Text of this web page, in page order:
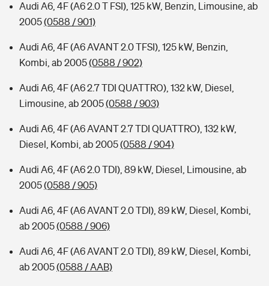
Audi A6, 4F (A6 2.0 T FSI), 125 kW, Benzin, Limousine, ab
2005(0588 / 901)
Audi A6, 4F (A6 AVANT 2.0 TFSI), 125 kW, Benzin,
Kombi, ab 2005(0588 / 902)
Audi A6, 4F (A6 2.7 TDI QUATTRO), 132 kW, Diesel,
Limousine, ab 2005(0588 / 903)
Audi A6, 4F (A6 AVANT 2.7 TDI QUATTRO), 132 kW,
Diesel, Kombi, ab 2005(0588 / 904)
Audi A6, 4F (A6 2.0 TDI), 89 kW, Diesel, Limousine, ab
2005(0588 / 905)
Audi A6, 4F (A6 AVANT 2.0 TDI), 89 kW, Diesel, Kombi,
ab 2005(0588 / 906)
Audi A6, 4F (A6 AVANT 2.0 TDI), 89 kW, Diesel, Kombi,
ab 2005(0588 / AAB)